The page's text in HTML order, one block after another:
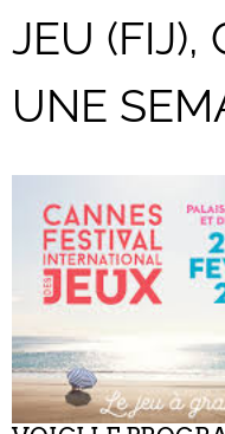
JEU (FIJ),
UNE